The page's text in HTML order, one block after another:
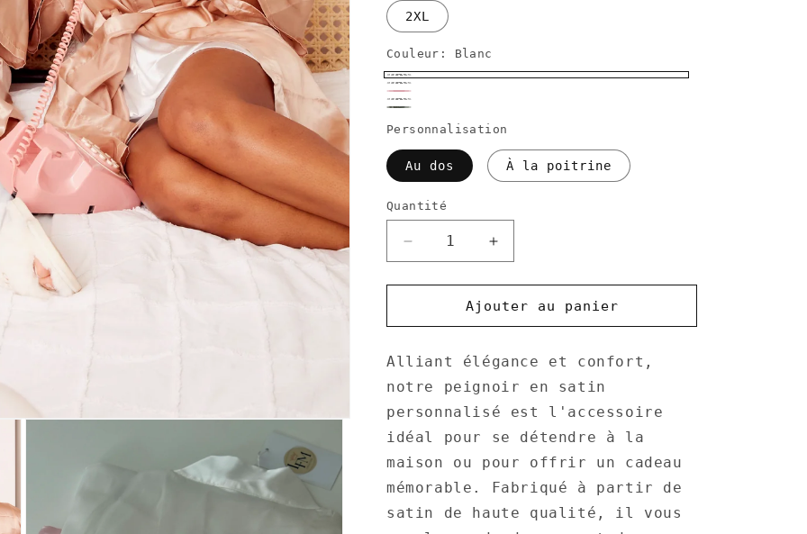
2XL
Couleur: Blanc
Blanc
Noir
Rose
Champagne
Personnalisation
Au dos À la poitrine
Quantité
Réduire
la
quantité
Peignoir
satin
personnalisé
Augmenter
la
quantité
de
Peignoir
satin
personnalisé
Ajouter au panier
Alliant élégance et confort,
notre peignoir en satin
personnalisé est l'accessoire
idéal pour se détendre à la
maison ou pour offrir un cadeau
mémorable. Fabriqué à partir de
satin de haute qualité, il vous